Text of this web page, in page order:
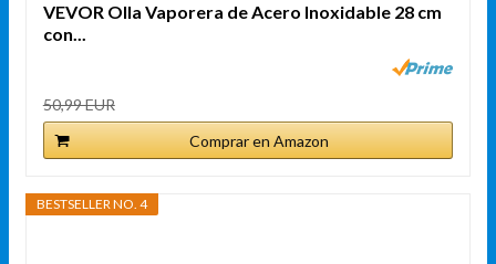
VEVOR Olla Vaporera de Acero Inoxidable 28 cm
con...
50,99 EUR
Comprar en Amazon
BESTSELLER NO. 4